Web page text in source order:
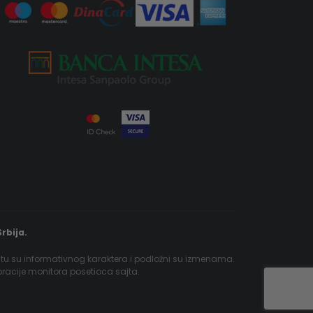
su informativnog karaktera i podložni su izmenama.
monitora posetioca sajta.